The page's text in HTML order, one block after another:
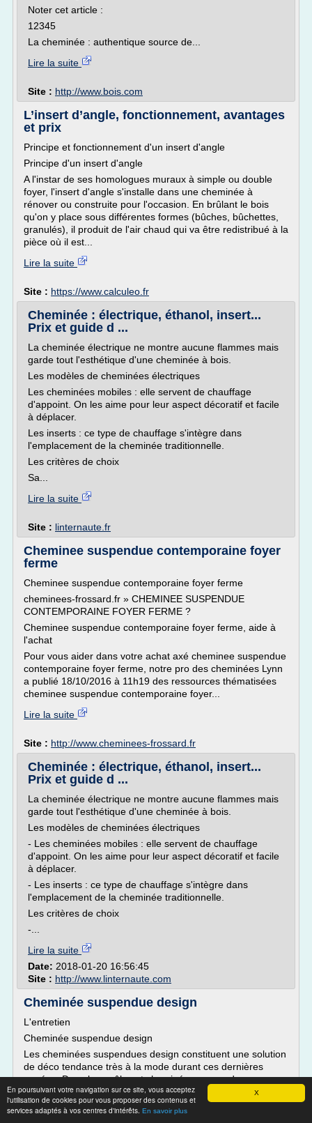
X
En poursuivant votre navigation sur ce site, vous acceptez
l'utilisation de cookies pour vous proposer des contenus et
services adaptés à vos centres d'intérêts. En savoir plus
Noter cet article :
12345
La cheminée : authentique source de...
Lire la suite
Site : http://www.bois.com
L’insert d’angle, fonctionnement, avantages
et prix
Principe et fonctionnement d'un insert d'angle
Principe d'un insert d'angle
A l'instar de ses homologues muraux à simple ou double
foyer, l'insert d'angle s'installe dans une cheminée à
rénover ou construite pour l'occasion. En brûlant le bois
qu'on y place sous différentes formes (bûches, bûchettes,
granulés), il produit de l'air chaud qui va être redistribué à la
pièce où il est...
Lire la suite
Site : https://www.calculeo.fr
Cheminée : électrique, éthanol, insert...
Prix et guide d ...
La cheminée électrique ne montre aucune flammes mais
garde tout l'esthétique d'une cheminée à bois.
Les modèles de cheminées électriques
Les cheminées mobiles : elle servent de chauffage
d'appoint. On les aime pour leur aspect décoratif et facile
à déplacer.
Les inserts : ce type de chauffage s'intègre dans
l'emplacement de la cheminée traditionnelle.
Les critères de choix
Sa...
Lire la suite
Site : linternaute.fr
Cheminee suspendue contemporaine foyer
ferme
Cheminee suspendue contemporaine foyer ferme
cheminees-frossard.fr » CHEMINEE SUSPENDUE
CONTEMPORAINE FOYER FERME ?
Cheminee suspendue contemporaine foyer ferme, aide à
l'achat
Pour vous aider dans votre achat axé cheminee suspendue
contemporaine foyer ferme, notre pro des cheminées Lynn
a publié 18/10/2016 à 11h19 des ressources thématisées
cheminee suspendue contemporaine foyer...
Lire la suite
Site : http://www.cheminees-frossard.fr
Cheminée : électrique, éthanol, insert...
Prix et guide d ...
La cheminée électrique ne montre aucune flammes mais
garde tout l'esthétique d'une cheminée à bois.
Les modèles de cheminées électriques
- Les cheminées mobiles : elle servent de chauffage
d'appoint. On les aime pour leur aspect décoratif et facile
à déplacer.
- Les inserts : ce type de chauffage s'intègre dans
l'emplacement de la cheminée traditionnelle.
Les critères de choix
-...
Lire la suite
Date: 2018-01-20 16:56:45
Site : http://www.linternaute.com
Cheminée suspendue design
L'entretien
Cheminée suspendue design
Les cheminées suspendues design constituent une solution
de déco tendance très à la mode durant ces dernières
années. Dans les poêles et cheminées suspendues
modernes, il existe une une grande variété de modèles
pour tous les goûts.